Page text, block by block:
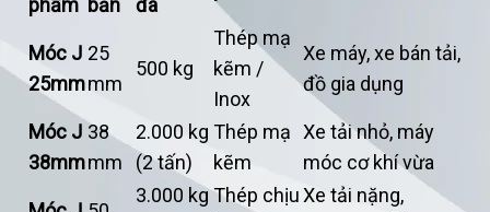
Móc J
25mm
25
mm
500 kg
Thép mạ
kẽm /
Inox
Xe máy, xe bán tải,
đồ gia dụng
Móc J
38mm
38
mm
2.000 kg
(2 tấn)
Thép mạ
kẽm
Xe tải nhỏ, máy
móc cơ khí vừa
3.000 kgThép chịuXe tải nặng,